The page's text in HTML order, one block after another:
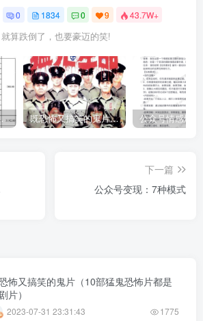
0 1834 0 9 43.7W+
就算跌倒了，也要豪迈的笑!
会员也需单独购买哦) 既恐怖又搞笑的鬼片（10部猛鬼恐怖片都是喜剧片）
下一篇
公众号变现：7种模式
怖又搞笑的鬼片（10部猛鬼恐怖片都是
片）
2023-07-31 23:31:43 1775